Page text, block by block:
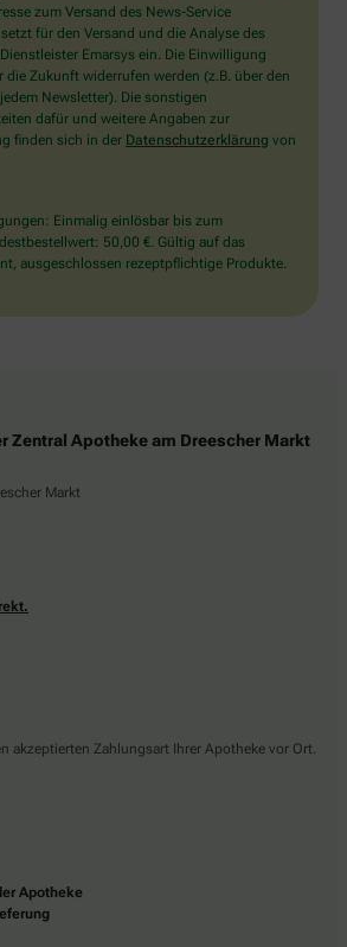
zum Versand des News-Service
für den Versand und die Analyse des
Emarsys ein. Die Einwilligung
die Zukunft widerrufen werden (z.B. über den
Newsletter). Die sonstigen
dafür und weitere Angaben zur
finden sich in der Datenschutzerklärung von
Einmalig einlösbar bis zum
50,00 €. Gültig auf das
ausgeschlossen rezeptpflichtige Produkte.
Zentral Apotheke am Dreescher Markt
Markt
akzeptierten Zahlungsart Ihrer Apotheke vor Ort.
Apotheke